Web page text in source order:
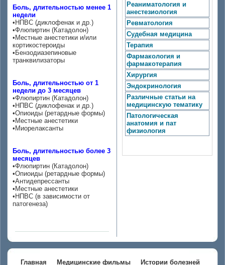
Боль, длительностью менее 1
недели
•НПВС (диклофенак и др.)
•Флюпиртин (Катадолон)
•Местные анестетики и/или
кортикостероиды
•Бензодиазепиновые
транквилизаторы
Боль, длительностью от 1
недели до 3 месяцев
•Флюпиртин (Катадолон)
•НПВС (диклофенак и др.)
•Опиоиды (ретардные формы)
•Местные анестетики
•Миорелаксанты
Боль, длительностью более 3
месяцев
•Флюпиртин (Катадолон)
•Опиоиды (ретардные формы)
•Антидепрессанты
•Местные анестетики
•НПВC (в зависимости от
патогенеза)
Реаниматология и
анестезиология
Ревматология
Судебная медицина
Терапия
Фармакология и
фармакотерапия
Хирургия
Эндокринология
Различные статьи на
медицинскую тематику
Патологическая
анатомия и пат
физиология
Главная Медицинские фильмы Истории болезней